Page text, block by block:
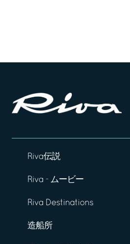
Riva伝説
Riva - ムービー
Riva Destinations
造船所